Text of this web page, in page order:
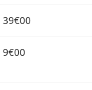
39€00
9€00